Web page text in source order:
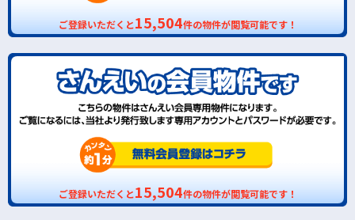
ご登録いただくと15,504件の物件が閲覧可能です！
ご登録いただくと15,504件の物件が閲覧可能です！